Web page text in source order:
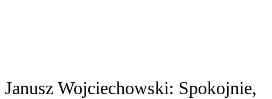
Janusz Wojciechowski: Spokojnie,